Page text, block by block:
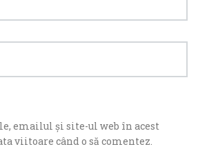
emailul și site-ul web în acest
viitoare când o să comentez.